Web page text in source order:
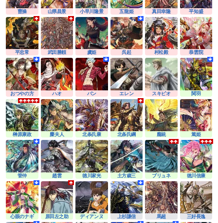
曹操 山県昌景 小早川隆景 五龍姫 真田幸隆 平知盛
平忠常 武田勝頼 虞姫 呉起 村松殿 恭雲院
おつやの方 ハオ バン エレン スキピオ 関羽
榊原康政 麋夫人 北条氏康 北条氏綱 龐統 篤姫
管仲 趙雲 徳川家光 土方歳三 ブリュネ 徳川信康
心眼のナギ 原田左之助 ディアンヌ 上杉謙信 馬超 三好長逸